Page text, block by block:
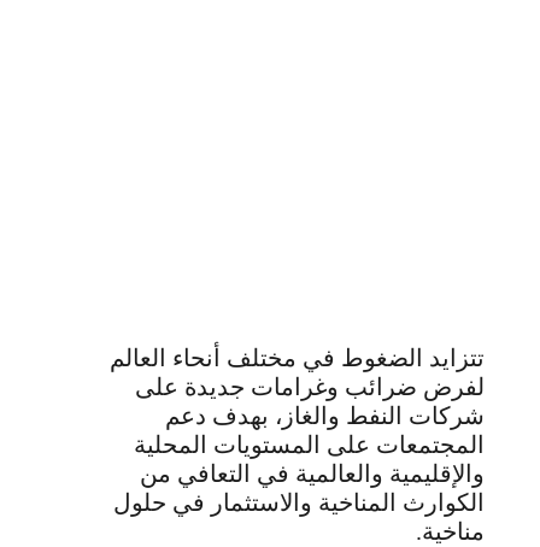
تتزايد الضغوط في مختلف أنحاء العالم
لفرض ضرائب وغرامات جديدة على
شركات النفط والغاز، بهدف دعم
المجتمعات على المستويات المحلية
والإقليمية والعالمية في التعافي من
الكوارث المناخية والاستثمار في حلول
مناخية.